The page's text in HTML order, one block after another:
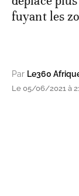
fuyant les
Par Le360
Le 05/06/2021 à